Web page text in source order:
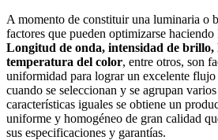
A momento de constituir una luminaria o
factores que pueden optimizarse
Longitud de onda, intensidad de brillo,
temperatura del color, entre otros, son
uniformidad para lograr un excelente
cuando se seleccionan y se agrupan
características iguales se obtiene un
uniforme y homogéneo de gran calidad
sus especificaciones y garantías.